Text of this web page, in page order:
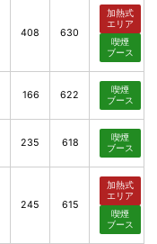
408 630
加熱式
エリア
喫煙
ブース
166 622
喫煙
ブース
235 618
喫煙
ブース
245 615
加熱式
エリア
喫煙
ブース